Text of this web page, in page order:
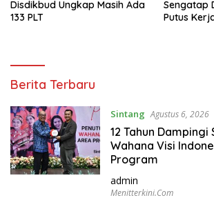
Disdikbud Ungkap Masih Ada
133 PLT
Sengatap Desak Pemkab
Putus
e
n
i
t
t
e
Berita Terbaru
Sintang Agustus 6, 2026
12 Tahun Dampingi
Wahana Visi
Program
admin
Menitterkini.com